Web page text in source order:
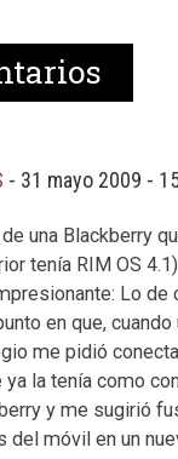
- 31 mayo 2009 -
una Blackberry
tenía RIM OS
Lo de
en que, cuando
me pidió
ya la tenía como
y me sugirió
del móvil en un